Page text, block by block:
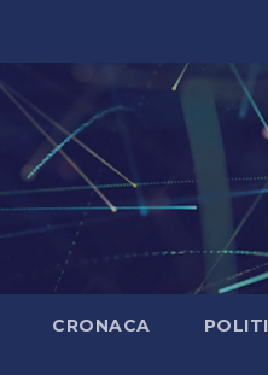
CRONACA